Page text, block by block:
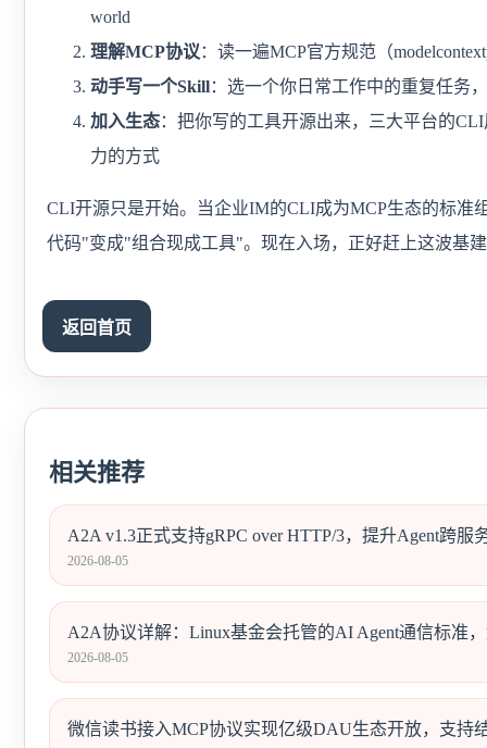
world
理解MCP协议 ：读一遍MCP官方规范（
动手写一个Skill：选一个你日常工作中的重复任务
加入生态：把你写的工具开源出来，三大平台的
力的方式
CLI开源只是开始。当企业IM的CLI成为MCP生态的标
代码"变成"组合现成工具"。现在入场，正好赶上这波基
返回首页
相关推荐
A2A v1.3正式支持gRPC over HTTP/3，提升Agent跨服
2026-08-05
A2A协议详解：Linux基金会托管的AI Agent通信标准
2026-08-05
微信读书接入MCP协议实现亿级DAU生态开放，支持